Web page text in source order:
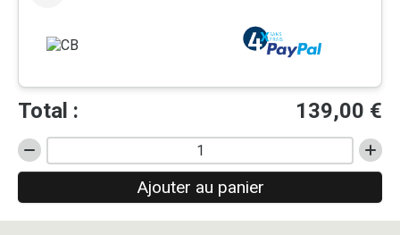
Total : 139,00 €
quantité
de
déco
Motocross
Ajouter au panier